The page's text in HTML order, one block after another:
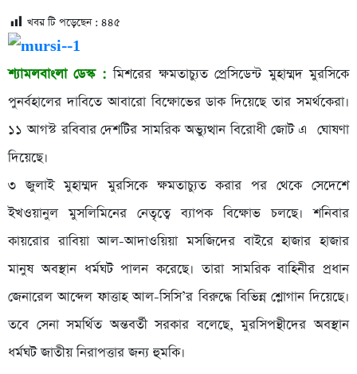
খবর টি পড়েছেন : ৪৪৫
শ্যামলবাংলা ডেস্ক : মিশরের ক্ষমতাচ্যুত প্রেসিডেন্ট মুহাম্মদ মুরসিকে
পুনর্বহালের দাবিতে আবারো বিক্ষোভের ডাক দিয়েছে তার সমর্থকেরা।
১১ আগস্ট রবিবার দেশটির সামরিক অভ্যুত্থান বিরোধী জোট এ ঘোষণা
দিয়েছে।
৩ জুলাই মুহাম্মদ মুরসিকে ক্ষমতাচ্যুত করার পর থেকে সেদেশে
ইখওয়ানুল মুসলিমিনের নেতৃত্বে ব্যাপক বিক্ষোভ চলছে। শনিবার
কায়রোর রাবিয়া আল-আদাওয়িয়া মসজিদের বাইরে হাজার হাজার
মানুষ অবস্থান ধর্মঘট পালন করেছে। তারা সামরিক বাহিনীর প্রধান
জেনারেল আব্দেল ফাত্তাহ আল-সিসি’র বিরুদ্ধে বিভিন্ন শ্লোগান দিয়েছে।
তবে সেনা সমর্থিত অন্তবর্তী সরকার বলেছে, মুরসিপন্থীদের অবস্থান
ধর্মঘট জাতীয় নিরাপত্তার জন্য হুমকি।